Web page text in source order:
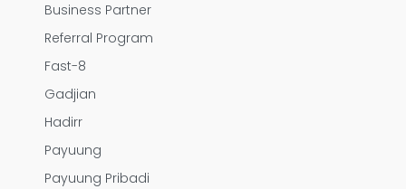
Business Partner
Referral Program
Fast-8
Gadjian
Hadirr
Payuung
Payuung Pribadi